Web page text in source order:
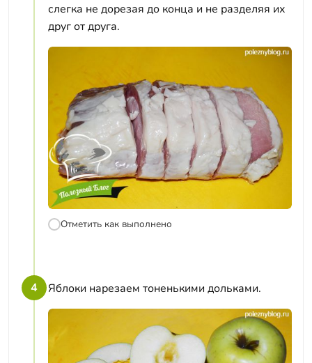
слегка не дорезая до конца и не разделяя их
друг от друга.
Отметить как выполнено
4 Яблоки нарезаем тоненькими дольками.